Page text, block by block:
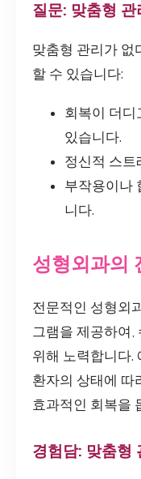
질문: 맞춤형
맞춤형 관리가 없
할 수 있습니다:
회복이 더디
있습니다.
정신적 스트
부작용이나
니다.
성형외과의
전문적인 성형외
그램을 제공하여,
위해 노력합니다.
환자의 상태에 따
효과적인 회복을
경험담: 맞춤형